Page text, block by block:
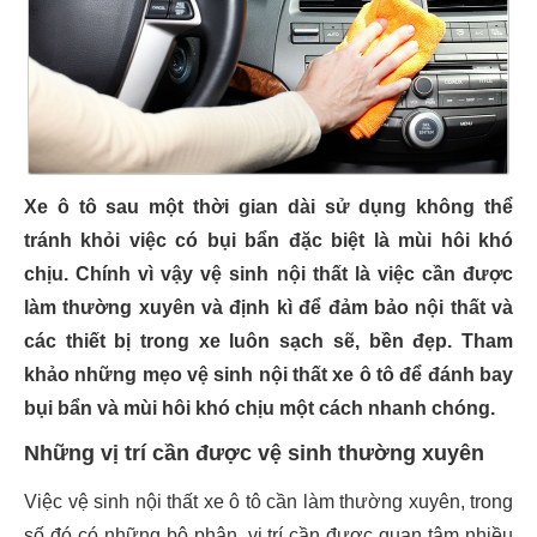
Xe ô tô sau một thời gian dài sử dụng không thể
tránh khỏi việc có bụi bẩn đặc biệt là mùi hôi khó
chịu. Chính vì vậy vệ sinh nội thất là việc cần được
làm thường xuyên và định kì để đảm bảo nội thất và
các thiết bị trong xe luôn sạch sẽ, bền đẹp. Tham
khảo những mẹo vệ sinh nội thất xe ô tô để đánh bay
bụi bẩn và mùi hôi khó chịu một cách nhanh chóng.
Những vị trí cần được vệ sinh thường xuyên
Việc vệ sinh nội thất xe ô tô cần làm thường xuyên, trong